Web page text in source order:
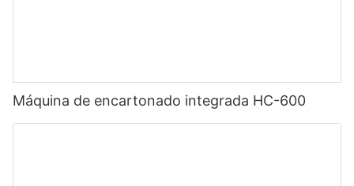
Máquina de encartonado integrada HC-600